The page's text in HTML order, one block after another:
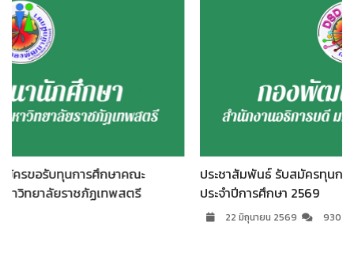
ณะ
ตรี
ประชาสัมพันธ์ รับสมัครทุนการศึกษา เนื่องในโอกาสพิ
ประจำปีการศึกษา 2569
930